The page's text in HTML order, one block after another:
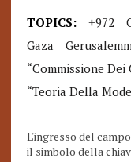
TOPICS: +972
Gaza
“Commissione
“teoria Della
L'ingresso del
il simbolo della